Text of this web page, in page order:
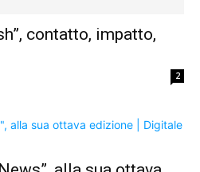
contatto, impatto,
2